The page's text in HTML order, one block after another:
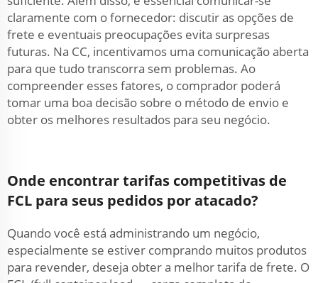
claramente com o fornecedor: discutir as opções de
frete e eventuais preocupações evita surpresas
futuras. Na CC, incentivamos uma comunicação aberta
para que tudo transcorra sem problemas. Ao
compreender esses fatores, o comprador poderá
tomar uma boa decisão sobre o método de envio e
obter os melhores resultados para seu negócio.
Onde encontrar tarifas competitivas de
FCL para seus pedidos por atacado?
Quando você está administrando um negócio,
especialmente se estiver comprando muitos produtos
para revender, deseja obter a melhor tarifa de frete. O